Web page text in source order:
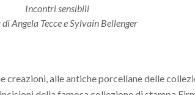
Incontri sensibili
Angela Tecce e Sylvain Bellenger
alle antiche porcellane delle